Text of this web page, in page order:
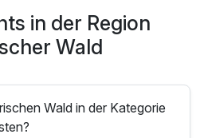
in der Region
Wald
Wald in der Kategorie